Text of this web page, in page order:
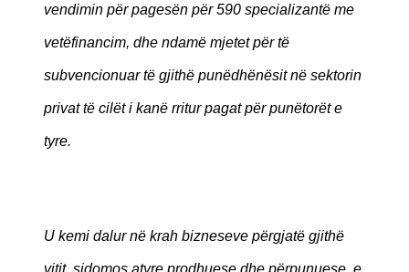
vendimin për pagesën për 590 specializantë me
vetëfinancim, dhe ndamë mjetet për të
subvencionuar të gjithë punëdhënësit në sektorin
privat të cilët i kanë rritur pagat për punëtorët e
tyre.
U kemi dalur në krah bizneseve përgjatë gjithë
vitit, sidomos atyre prodhuese dhe përpunuese, e